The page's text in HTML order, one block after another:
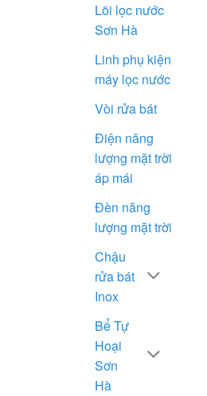
Lõi lọc nước
Sơn Hà
Linh phụ kiện
máy lọc nước
Vòi rửa bát
Điện năng
lượng mặt trời
áp mái
Đèn năng
lượng mặt trời
Chậu
rửa bát
Inox
Bể Tự
Hoại
Sơn
Hà